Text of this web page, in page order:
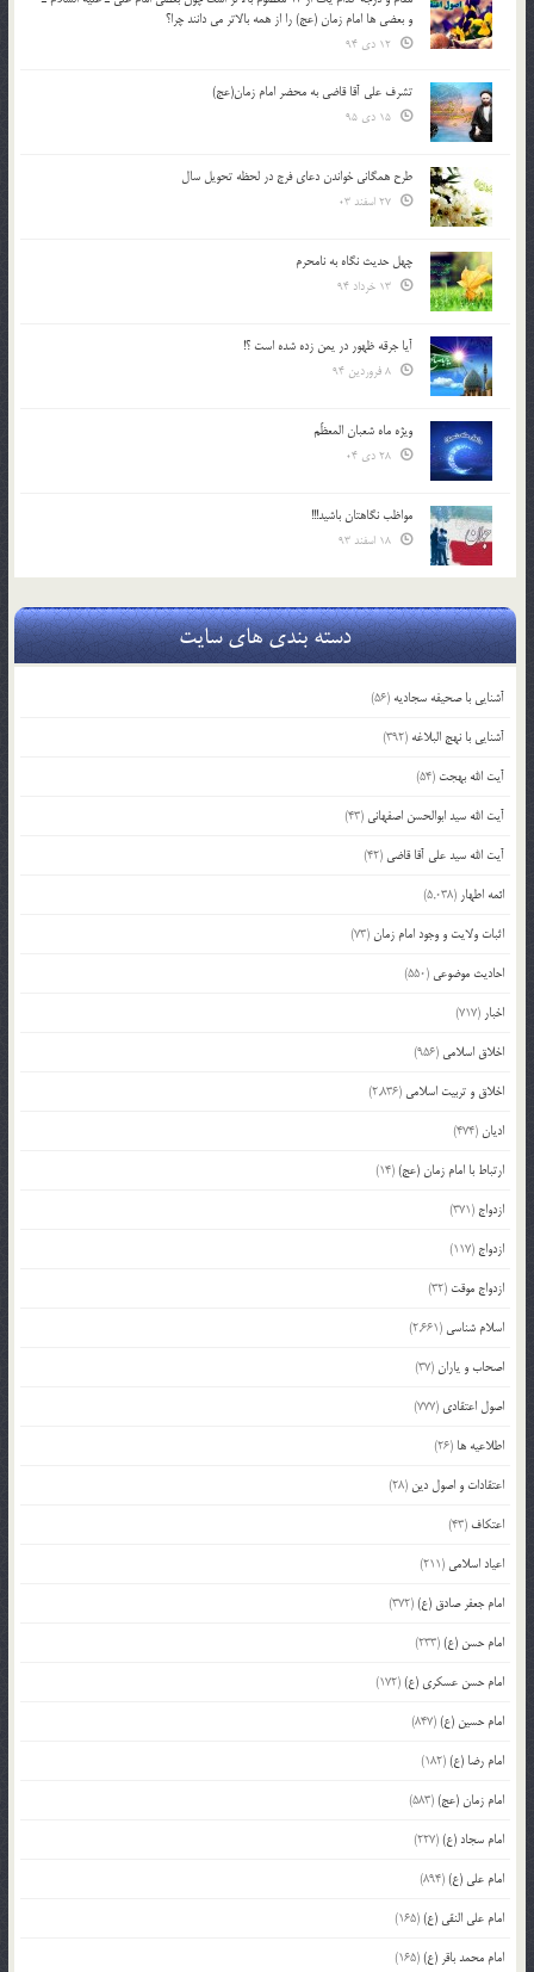
و بعضي ها امام زمان (عج) را از همه بالاتر مي دانند چرا؟
تشرف علي آقا قاضي به محضر امام زمان(عج)
طرح همگانی خواندن دعای فرج در لحظه تحویل سال
چهل حدیث نگاه به نامحرم
آیا جرقه ظهور در یمن زده شده است ؟!
ویژه ماه شعبان المعظّم
مواظب نگاهتان باشید!!!
دسته بندی های سایت
آشنایی با صحیفه سجادیه (56)
آشنایی با نهج البلاغه (392)
آیت الله بهجت (54)
آیت الله سید ابوالحسن اصفهانی (43)
آیت الله سید علی آقا قاضی (42)
ائمه اطهار (5,038)
اثبات ولایت و وجود امام زمان(73)
احادیث موضوعی (550)
اخبار (717)
اخلاق اسلامی (956)
اخلاق و تربیت اسلامی (2,836)
ادیان(474)
ارتباط با امام زمان (عج)(14)
ازدواج (371)
ازدواج (117)
ازدواج موقت (32)
اسلام شناسی (2,661)
اصحاب و یاران(37)
اصول اعتقادی (777)
اطلاعیه ها (26)
اعتقادات و اصول دین (28)
اعتکاف (43)
اعیاد اسلامی (211)
امام جعفر صادق (ع)(372)
امام حسن (ع)(233)
امام حسن عسکری (ع)(172)
امام حسین (ع)(847)
امام رضا (ع)(182)
امام زمان (عج)(583)
امام سجاد (ع)(227)
امام علی (ع)(894)
امام علی النقی (ع)(165)
امام محمد باقر (ع)(165)